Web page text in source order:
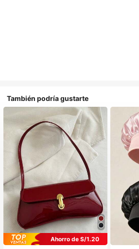
También podría gustarte
Ahorro de S/1.20